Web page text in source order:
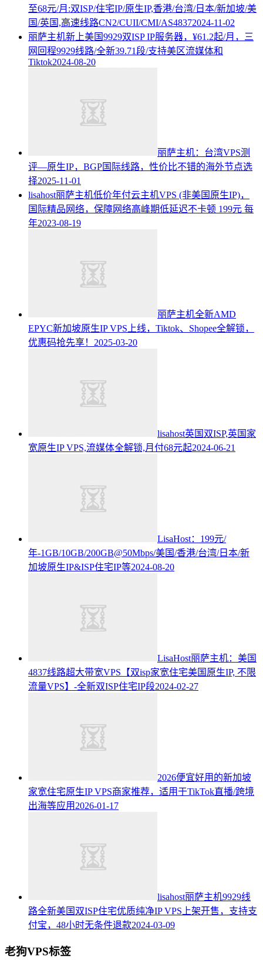
至68元/月:双ISP/住宅IP/原生IP,香港/台湾/日本/新加坡/美
国/英国,高速线路CN2/CUII/CMI/AS48372024-11-02
丽萨主机新上美国9929双ISP IP服务器，¥61.2起/月，三
网回程9929线路/全新39.71段/支持美区流媒体和
Tiktok2024-08-20
丽萨主机：台湾VPS测
评—原生IP，BGP国际线路，性价比不错的海外节点选
择2025-11-01
lisahost丽萨主机低价年付云主机VPS (非美国原生IP)，
国际精品网络，保障网络高峰期低延迟不卡顿 199元 每
年2023-08-19
丽萨主机全新AMD
EPYC新加坡原生IP VPS上线，Tiktok、Shopee全解锁，
优惠码抢先享！ 2025-03-20
lisahost英国双ISP,英国家
宽原生IP VPS,流媒体全解锁,月付68元起2024-06-21
LisaHost：199元/
年-1GB/10GB/200GB@50Mbps/美国/香港/台湾/日本/新
加坡原生IP&ISP住宅IP等2024-08-20
LisaHost丽萨主机：美国
4837线路超大带宽VPS【双isp家宽住宅美国原生IP, 不限
流量VPS】-全新双ISP住宅IP段2024-02-27
2026便宜好用的新加坡
家宽住宅原生IP VPS商家推荐，适用于TikTok直播/跨境
出海等应用 2026-01-17
lisahost丽萨主机9929线
路全新美国双ISP住宅优质纯净IP VPS上架开售，支持支
付宝，48小时无条件退款2024-03-09
老狗VPS标签